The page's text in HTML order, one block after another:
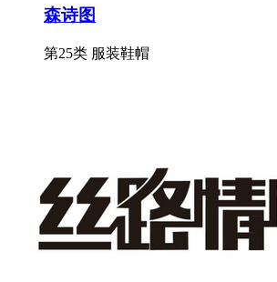
森诗图
第25类 服装鞋帽